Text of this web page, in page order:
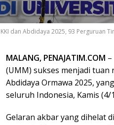
KKI dan Abdidaya 2025, 93 Perguruan
MALANG, PENAJATIM.COM
(UMM) sukses menjadi tuan
Abdidaya Ormawa 2025,
seluruh Indonesia, Kamis (4/
Gelaran akbar yang dihelat